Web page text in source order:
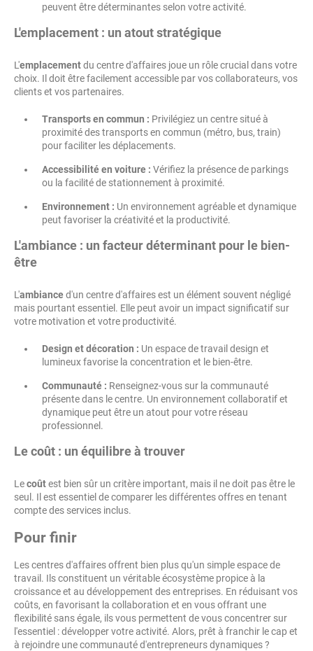
peuvent être déterminantes selon votre activité.
L'emplacement : un atout stratégique
L'emplacementdu centre d'affaires joue un rôle crucial dans votre
choix. Il doit être facilement accessible par vos collaborateurs, vos
clients et vos partenaires.
Transports en commun : Privilégiez un centre situé à
proximité des transports en commun (métro, bus, train)
pour faciliter les déplacements.
Accessibilité en voiture : Vérifiez la présence de parkings
ou la facilité de stationnement à proximité.
Environnement : Un environnement agréable et dynamique
peut favoriser la créativité et la productivité.
L'ambiance : un facteur déterminant pour le bien-
être
L'ambianced'un centre d'affaires est un élément souvent négligé
mais pourtant essentiel. Elle peut avoir un impact significatif sur
votre motivation et votre productivité.
Design et décoration : Un espace de travail design et
lumineux favorise la concentration et le bien-être.
Communauté : Renseignez-vous sur la communauté
présente dans le centre. Un environnement collaboratif et
dynamique peut être un atout pour votre réseau
professionnel.
Le coût : un équilibre à trouver
Lecoûtest bien sûr un critère important, mais il ne doit pas être le
seul. Il est essentiel de comparer les différentes offres en tenant
compte des services inclus.
Pour finir
Les centres d'affaires offrent bien plus qu'un simple espace de
travail. Ils constituent un véritable écosystème propice à la
croissance et au développement des entreprises. En réduisant vos
coûts, en favorisant la collaboration et en vous offrant une
flexibilité sans égale, ils vous permettent de vous concentrer sur
l'essentiel : développer votre activité. Alors, prêt à franchir le cap et
à rejoindre une communauté d'entrepreneurs dynamiques ?